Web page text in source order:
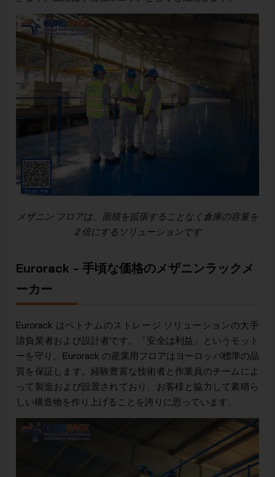
メザニン フロアは、面積を拡張することなく倉庫の容量を
2 倍にするソリューションです
Eurorack - 手頃な価格のメザニンラックメ
ーカー
Eurorack はベトナムのストレージ ソリューションの大手
請負業者および設計者です。「安全は利益」というモット
ーを守り、Eurorack の産業用フロアはヨーロッパ標準の品
質を保証します。経験豊富な技術者と作業員のチームによ
って製造および設置されており、お客様と協力して素晴ら
しい構造物を作り上げることを誇りに思っています。